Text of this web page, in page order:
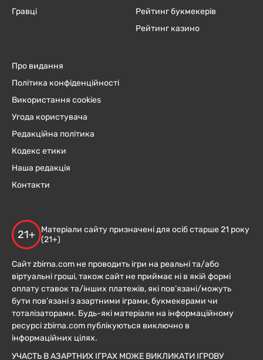
Гравці
Рейтинг букмекерів
Рейтинг казино
Про видання
Політика конфіденційності
Використання cookies
Угода користувача
Редакційна політика
Кодекс етики
Наша редакція
Контакти
21+
Матеріали сайту призначені для осіб старше 21 року
(21+)
Сайт zbirna.com не проводить ігри на реальні та/або
віртуальні гроші, також сайт не приймає ні в якій формі
оплату ставок та/інших платежів, які пов’язані/можуть
бути пов’язані з азартними іграми, букмекерами чи
тоталізаторами. Будь-які матеріали на інформаційному
ресурсі zbirna.com публікуються виключно в
інформаційних цілях.
УЧАСТЬ В АЗАРТНИХ ІГРАХ МОЖЕ ВИКЛИКАТИ ІГРОВУ